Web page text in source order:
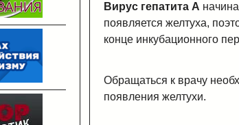
Вирус гепатита А
появляется желтуха,
конце инкубационного
Обращаться к врачу
появления желтухи.